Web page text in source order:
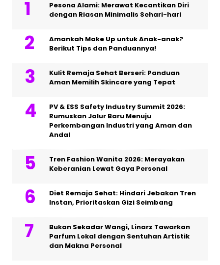
Pesona Alami: Merawat Kecantikan Diri
dengan Riasan Minimalis Sehari-hari
Amankah Make Up untuk Anak-anak?
Berikut Tips dan Panduannya!
Kulit Remaja Sehat Berseri: Panduan
Aman Memilih Skincare yang Tepat
PV & ESS Safety Industry Summit 2026:
Rumuskan Jalur Baru Menuju
Perkembangan Industri yang Aman dan
Andal
Tren Fashion Wanita 2026: Merayakan
Keberanian Lewat Gaya Personal
Diet Remaja Sehat: Hindari Jebakan Tren
Instan, Prioritaskan Gizi Seimbang
Bukan Sekadar Wangi, Linarz Tawarkan
Parfum Lokal dengan Sentuhan Artistik
dan Makna Personal